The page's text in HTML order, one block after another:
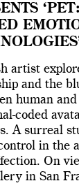
‘PET:
artist
and the
human
coded
A surreal
in the
On
in San